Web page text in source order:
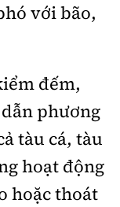
với bão,
đếm,
phương
tàu cá, tàu
hoạt động
hoặc thoát